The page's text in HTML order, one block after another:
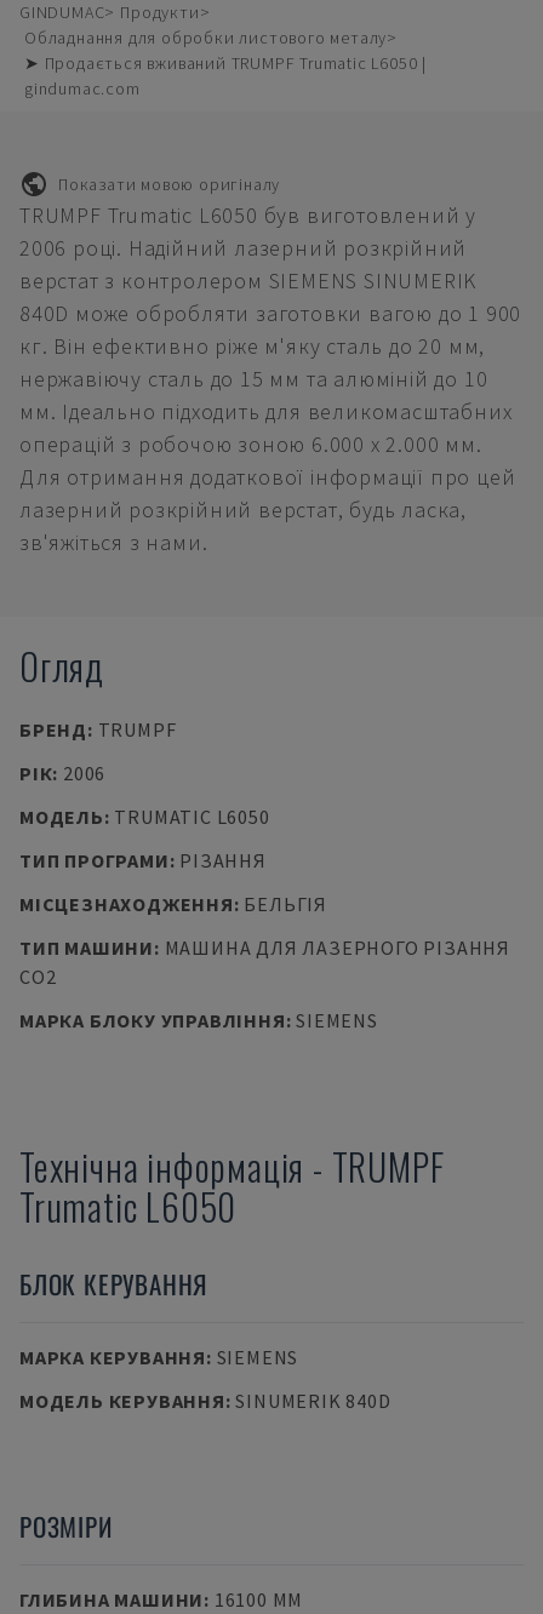
GINDUMAC
Продукти
Обладнання для обробки листового металу
➤ Продається вживаний TRUMPF Trumatic L6050 |
gindumac.com
Показати мовою оригіналу
TRUMPF Trumatic L6050 був виготовлений у
2006 році. Надійний лазерний розкрійний
верстат з контролером SIEMENS SINUMERIK
840D може обробляти заготовки вагою до 1 900
кг. Він ефективно ріже м'яку сталь до 20 мм,
нержавіючу сталь до 15 мм та алюміній до 10
мм. Ідеально підходить для великомасштабних
операцій з робочою зоною 6.000 x 2.000 мм.
Для отримання додаткової інформації про цей
лазерний розкрійний верстат, будь ласка,
зв'яжіться з нами.
Огляд
БРЕНД: TRUMPF
РІК: 2006
МОДЕЛЬ: TRUMATIC L6050
ТИП ПРОГРАМИ: РІЗАННЯ
МІСЦЕЗНАХОДЖЕННЯ: БЕЛЬГІЯ
ТИП МАШИНИ: МАШИНА ДЛЯ ЛАЗЕРНОГО РІЗАННЯ
CO2
МАРКА БЛОКУ УПРАВЛІННЯ:SIEMENS
Технічна інформація - TRUMPF
Trumatic L6050
БЛОК КЕРУВАННЯ
МАРКА КЕРУВАННЯ: SIEMENS
МОДЕЛЬ КЕРУВАННЯ:SINUMERIK 840D
РОЗМІРИ
ГЛИБИНА МАШИНИ: 16100 MM